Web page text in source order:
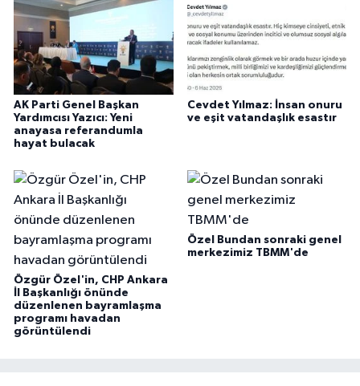
AK Parti Genel Başkan
Yardımcısı Yazıcı: Yeni
anayasa referandumla
hayat bulacak
Cevdet Yılmaz: İnsan onuru
ve eşit vatandaşlık esastır
Özgür Özel'in, CHP Ankara
İl Başkanlığı önünde
düzenlenen bayramlaşma
programı havadan
görüntülendi
Özel Bundan sonraki genel
merkezimiz TBMM'de